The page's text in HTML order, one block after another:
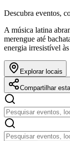
Descubra eventos,
A música latina
merengue até
energia irresistível
Explorar locais
Compartilhar